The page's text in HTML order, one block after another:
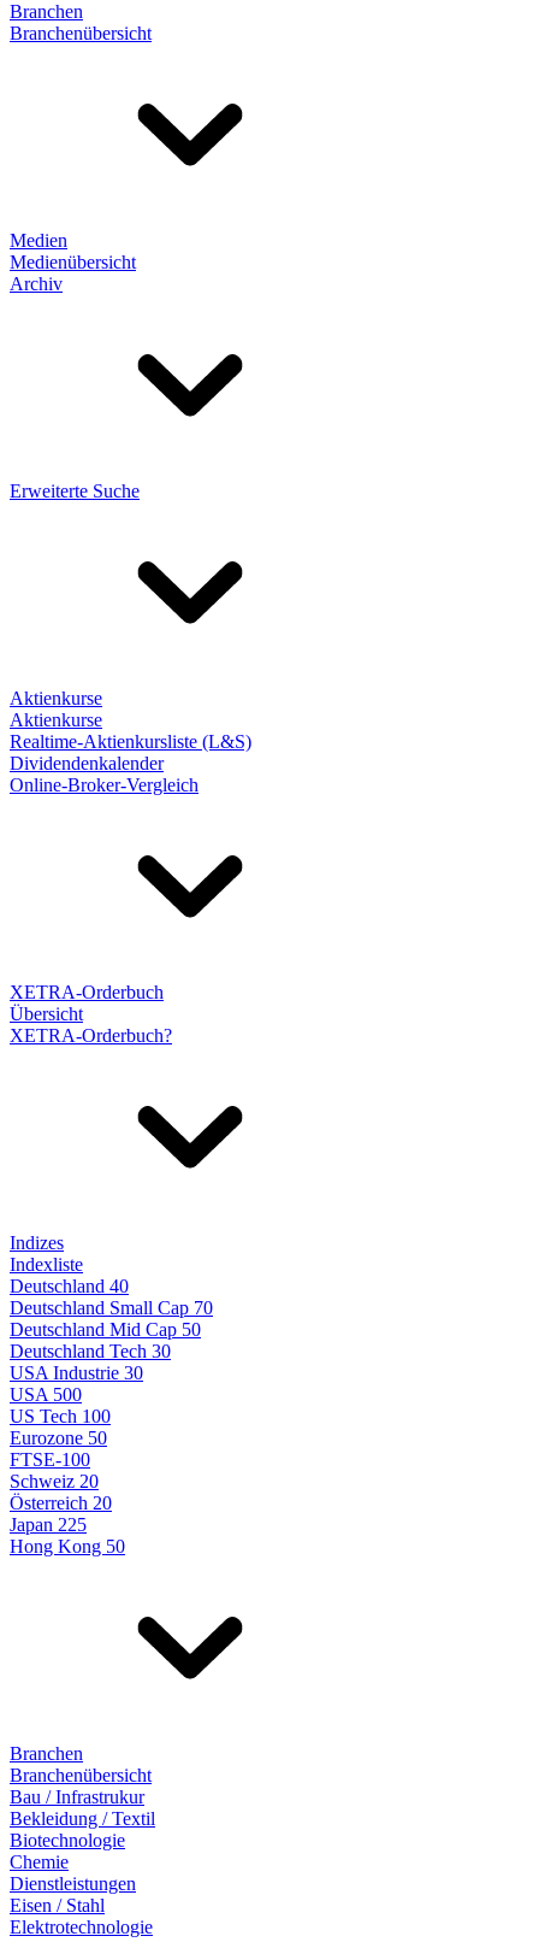
Branchen
Branchenübersicht
Medien
Medienübersicht
Archiv
Erweiterte Suche
Aktienkurse
Aktienkurse
Realtime-Aktienkursliste (L&S)
Dividendenkalender
Online-Broker-Vergleich
XETRA-Orderbuch
Übersicht
XETRA-Orderbuch?
Indizes
Indexliste
Deutschland 40
Deutschland Small Cap 70
Deutschland Mid Cap 50
Deutschland Tech 30
USA Industrie 30
USA 500
US Tech 100
Eurozone 50
FTSE-100
Schweiz 20
Österreich 20
Japan 225
Hong Kong 50
Branchen
Branchenübersicht
Bau / Infrastrukur
Bekleidung / Textil
Biotechnologie
Chemie
Dienstleistungen
Eisen / Stahl
Elektrotechnologie